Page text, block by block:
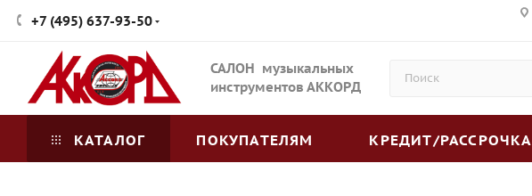
+7 (495) 637-93-50
САЛОН музыкальных
инструментов АККОРД
КАТАЛОГ ПОКУПАТЕЛЯМ КРЕДИТ/РАССРОЧКА